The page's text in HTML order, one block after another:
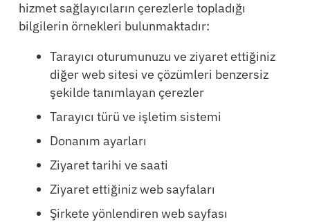
hizmet sağlayıcıların çerezlerle topladığı
bilgilerin örnekleri bulunmaktadır:
Tarayıcı oturumunuzu ve ziyaret ettiğiniz
diğer web sitesi ve çözümleri benzersiz
şekilde tanımlayan çerezler
Tarayıcı türü ve işletim sistemi
Donanım ayarları
Ziyaret tarihi ve saati
Ziyaret ettiğiniz web sayfaları
Şirkete yönlendiren web sayfası